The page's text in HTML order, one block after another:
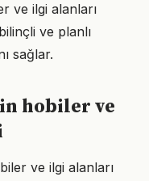
ve ilgi alanları
ve planlı
sağlar.
hobiler ve
ve ilgi alanları